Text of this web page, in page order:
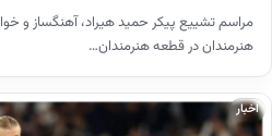
مراسم تشییع پیکر حمید هیراد، آهنگساز و
هنرمندان در قطعه هنرمندان…
اخبار